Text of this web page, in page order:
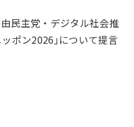
民主党・デジタル社会推
ポン2026｣について提言